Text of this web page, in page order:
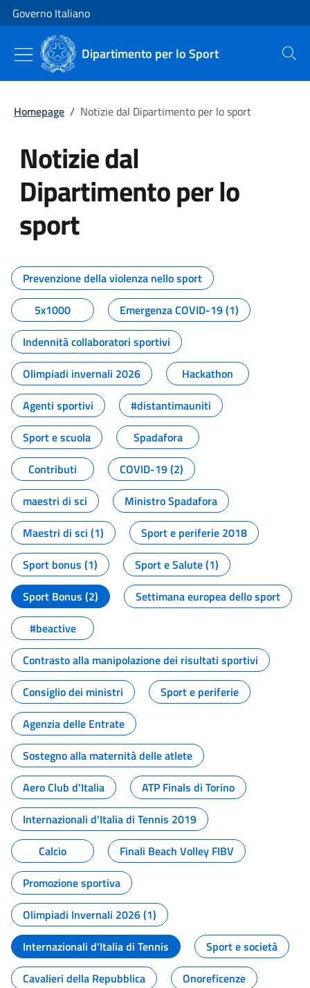
Vai al contenuto
Vai alla navigazione del sito
Governo Italiano
Dipartimento per lo Sport Cerca
Homepage / Notizie dal Dipartimento per lo sport
Notizie dal
Dipartimento per lo
sport
Tutti i contenuti della pagina
Prevenzione della violenza nello sport
5x1000
Emergenza COVID-19 (1)
Indennità collaboratori sportivi
Olimpiadi invernali 2026
Hackathon
Agenti sportivi
#distantimauniti
Sport e scuola
Spadafora
Contributi
COVID-19 (2)
maestri di sci
Ministro Spadafora
Maestri di sci (1)
Sport e periferie 2018
Sport bonus (1)
Sport e Salute (1)
Sport Bonus (2)
Settimana europea dello sport
#beactive
Contrasto alla manipolazione dei risultati sportivi
Consiglio dei ministri
Sport e periferie
Agenzia delle Entrate
Sostegno alla maternità delle atlete
Aero Club d'Italia
ATP Finals di Torino
Internazionali d'Italia di Tennis 2019
Calcio
Finali Beach Volley FIBV
Promozione sportiva
Olimpiadi Invernali 2026 (1)
Internazionali d'Italia di Tennis
Sport e società
Cavalieri della Repubblica
Onoreficenze